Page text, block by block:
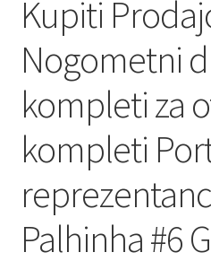
Kupiti
Nogometni
kompleti za
kompleti
Palhinha #6